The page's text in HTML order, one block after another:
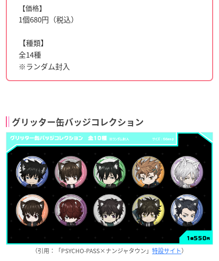
【価格】
1個680円（税込）
【種類】
全14種
※ランダム封入
グリッター缶バッジコレクション
（引用：「PSYCHO-PASS×ナンジャタウン」 特設サイト）